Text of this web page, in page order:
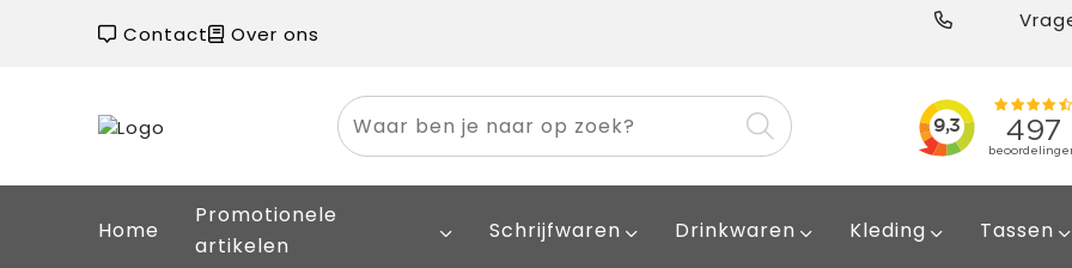
Contact Over ons
Home
Promotionele
artikelen
Schrijfwaren Drinkwaren Kleding Tassen